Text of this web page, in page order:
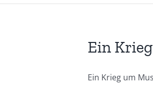
Ein
Ein Krieg um